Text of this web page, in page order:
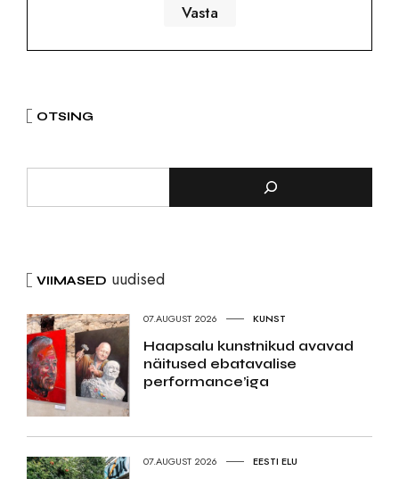
OTSING
VIIMASED uudised
07.AUGUST 2026 KUNST
Haapsalu kunstnikud avavad
näitused ebatavalise
performance’iga
07.AUGUST 2026 EESTI ELU